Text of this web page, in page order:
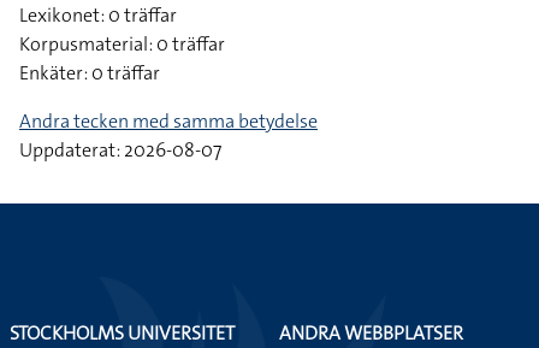
Lexikonet: 0 träffar
Korpusmaterial: 0 träffar
Enkäter: 0 träffar
Andra tecken med samma betydelse
Uppdaterat: 2026-08-07
STOCKHOLMS UNIVERSITET
ANDRA WEBBPLATSER